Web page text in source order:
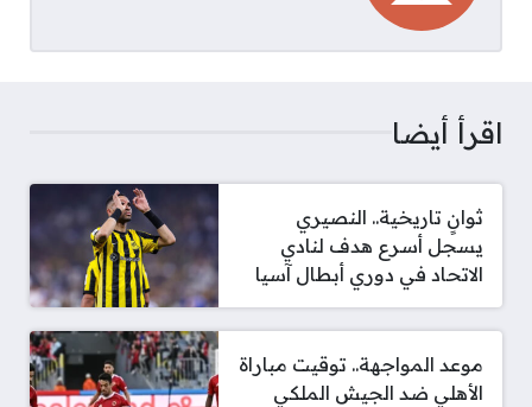
اقرأ أيضا
ثوانٍ تاريخية.. النصيري
يسجل أسرع هدف لنادي
الاتحاد في دوري أبطال آسيا
موعد المواجهة.. توقيت مباراة
الأهلي ضد الجيش الملكي